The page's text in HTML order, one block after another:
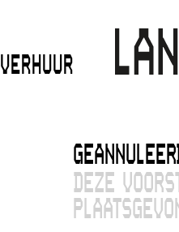
VERHUUR
DEZE